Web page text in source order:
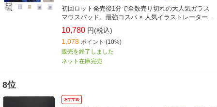
初回ロット発売後1分で全数売り切れの大人気ガラス
マウスパッド。最強コスパ × 人気イラストレーター＠
Washiya0より描き下ろしイラスト
10,780 円(税込)
1,078 ポイント (10%)
販売を終了しました
ネット在庫完売
8位
おすすめ